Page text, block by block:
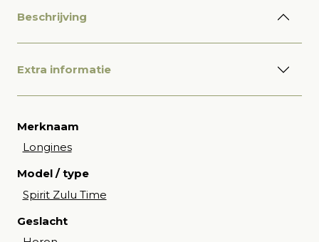
Beschrijving
Extra informatie
Merknaam
Longines
Model / type
Spirit Zulu Time
Geslacht